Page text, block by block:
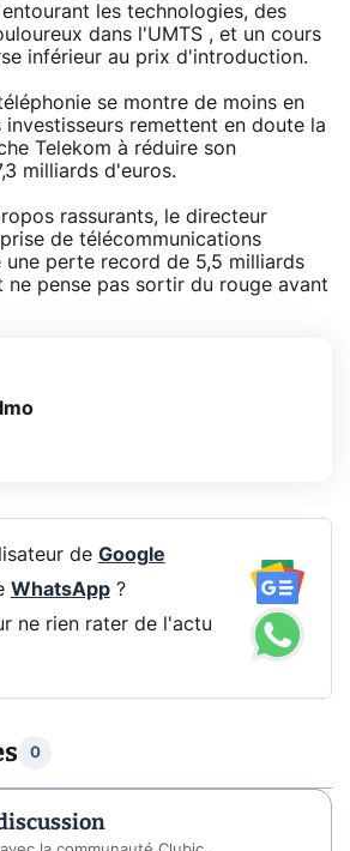
les technologies, des
dans l'UMTS , et un cours
inférieur au prix d'introduction.
se montre de moins en
investisseurs remettent en doute la
Telekom à réduire son
milliards d'euros.
rassurants, le directeur
de télécommunications
une perte record de 5,5 milliards
ne pense pas sortir du rouge avant
de Google
WhatsApp?
ne rien rater de l'actu
0